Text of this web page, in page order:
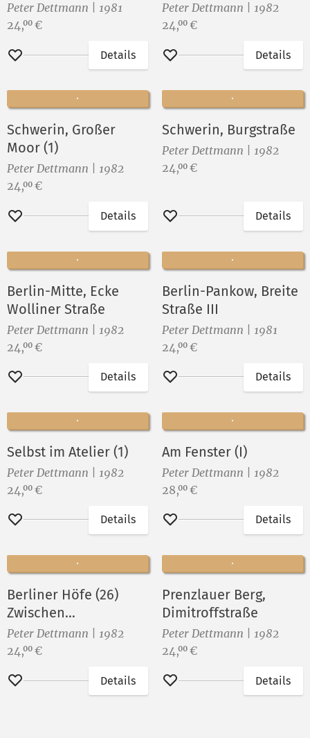
Peter Dettmann | 1981
Preis:
24,00 €
Merken
Details
Peter Dettmann | 1982
Preis:
24,00 €
Merken
Details
Schwerin, Großer
Moor (1)
Peter Dettmann | 1982
Preis:
24,00 €
Merken
Details
Schwerin, Burgstraße
Peter Dettmann | 1982
Preis:
24,00 €
Merken
Details
Berlin-Mitte, Ecke
Wolliner Straße
Peter Dettmann | 1982
Preis:
24,00 €
Merken
Details
Berlin-Pankow, Breite
Straße III
Peter Dettmann | 1981
Preis:
24,00 €
Merken
Details
Selbst im Atelier (1)
Peter Dettmann | 1982
Preis:
24,00 €
Merken
Details
Am Fenster (I)
Peter Dettmann | 1982
Preis:
28,00 €
Merken
Details
Berliner Höfe (26)
Zwischen
Oranienburger u.
Linienstraße
Peter Dettmann | 1982
Preis:
24,00 €
Merken
Details
Prenzlauer Berg,
Dimitroffstraße
Peter Dettmann | 1982
Preis:
24,00 €
Merken
Details